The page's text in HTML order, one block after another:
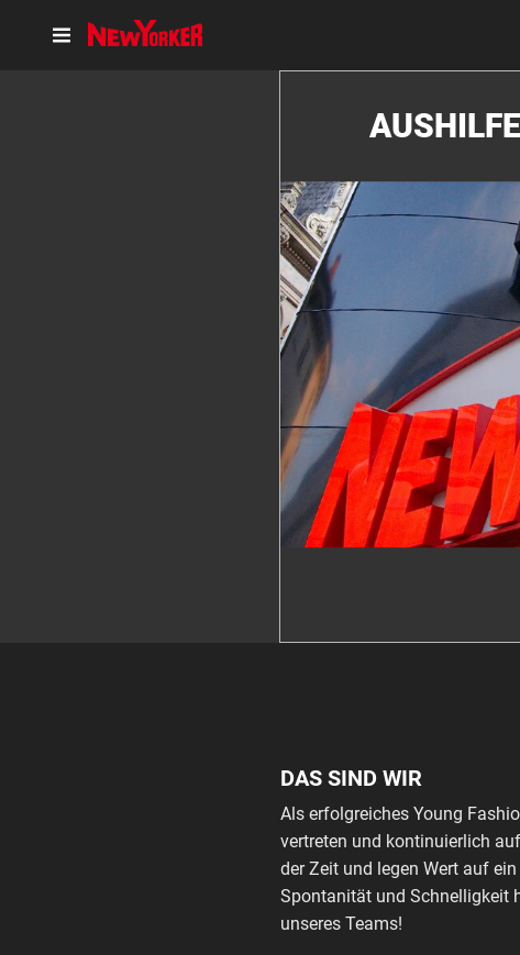
DAS SIND WIR
Als erfolgreiches Young
vertreten und kontinuierlich
der Zeit und legen Wert auf
Spontanität und Schnelligkeit
unseres Teams!